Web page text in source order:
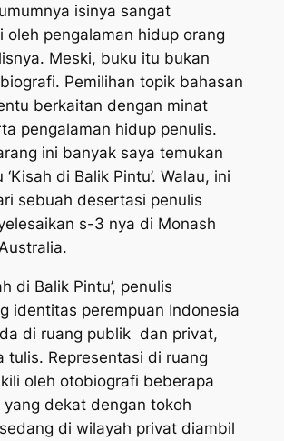
isinya sangat
oleh pengalaman hidup orang
Meski, buku itu bukan
Pemilihan topik bahasan
berkaitan dengan minat
pengalaman hidup penulis.
ini banyak saya temukan
Kisah di Balik Pintu’. Walau, ini
sebuah desertasi penulis
s-3 nya di Monash
di Balik Pintu’, penulis
identitas perempuan Indonesia
di ruang publik dan privat,
tulis. Representasi di ruang
oleh otobiografi beberapa
yang dekat dengan tokoh
di wilayah privat diambil